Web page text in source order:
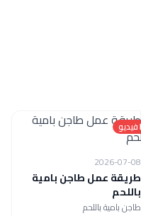
فيديو
2026-07-08
طريقة عمل طاجن بامية
باللحم
طاجن بامية باللحم